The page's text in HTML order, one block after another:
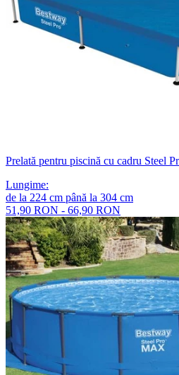
Prelată pentru piscină cu cadru Steel
Lungime:
de la 224 cm până la 304 cm
51,90 RON - 66,90 RON